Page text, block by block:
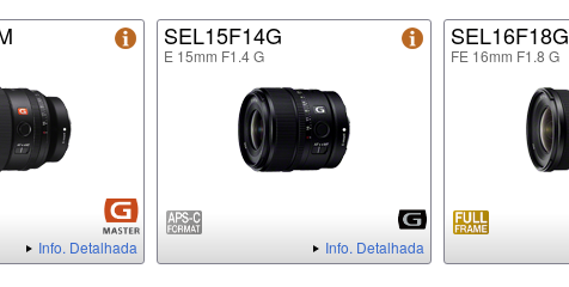
Info. Detalhada
SEL15F14G
E 15mm F1.4 G
Info. Detalhada
SEL16F18G
FE 16mm F1.8 G